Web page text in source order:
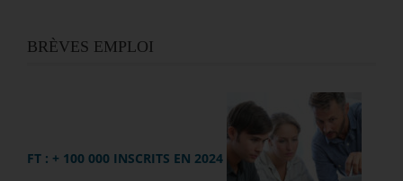
BRÈVES EMPLOI
FT : + 100 000 INSCRITS EN 2024